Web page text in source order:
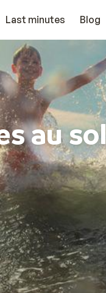
Last minutes Blog
au